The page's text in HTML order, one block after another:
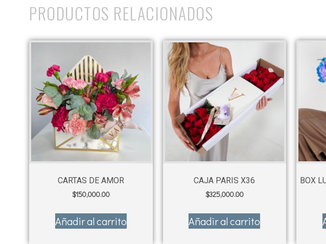
PRODUCTOS RELACIONADOS
CARTAS DE AMOR
$150,000.00
Añadir al carrito
CAJA PARIS X36
$325,000.00
Añadir al carrito
BOX